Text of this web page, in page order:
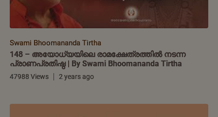
Swami Bhoomananda Tirtha
148 – അയോധ്യയിലെ രാമക്ഷേത്രത്തിൽ നടന്ന
പ്രാണപ്രതിഷ്ഠ | By Swami Bhoomananda Tirtha
47988 Views 2 years ago